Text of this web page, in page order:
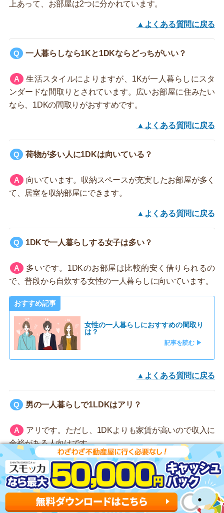
上あって、お部屋は2つに分かれています。
▲よくある質問に戻る
一人暮らしなら1Kと1DKならどっちがいい？
生活スタイルによりますが、1Kが一人暮らしにスタ
ンダードな間取りとされています。広いお部屋に住みたい
なら、1DKの間取りがおすすめです。
▲よくある質問に戻る
荷物が多い人に1DKは向いている？
向いています。収納スペースが充実したお部屋が多く
て、居室を収納部屋にできます。
▲よくある質問に戻る
1DKで一人暮らしする女子は多い？
多いです。1DKのお部屋は比較的安く借りられるの
で、普段から自炊する女性の一人暮らしに向いています。
おすすめ記事
女性の一人暮らしにおすすめの間取り
は？
記事を読む ▶
▲よくある質問に戻る
男の一人暮らしで1LDKはアリ？
アリです。ただし、1DKよりも家賃が高いので収入に
余裕がある人向けです。
▲よくある質問に戻る
一都三県の部屋探しならスミカがおすすめ